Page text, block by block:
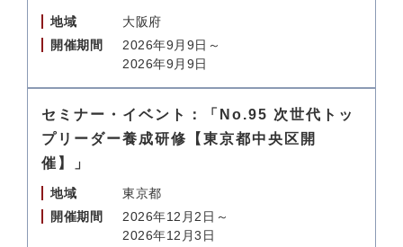
地域
大阪府
開催期間
2026年9月9日～
2026年9月9日
セミナー・イベント：「No.95 次世代トッ
プリーダー養成研修【東京都中央区開
催】」
地域
東京都
開催期間
2026年12月2日～
2026年12月3日